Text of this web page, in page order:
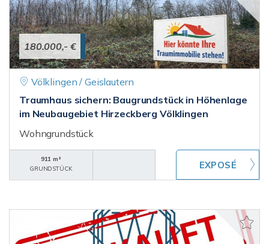
180.000,- €
Völklingen / Geislautern
Traumhaus sichern: Baugrundstück in Höhenlage
im Neubaugebiet Hirzeckberg Völklingen
Wohngrundstück
911 m²
GRUNDSTÜCK